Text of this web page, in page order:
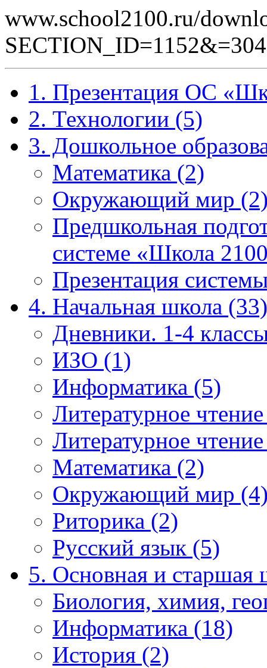
www.school2100.ru/
1. Презентация ОС
2. Технологии (5)
3. Дошкольное
Математика (2)
Окружающий мир
Предшкольная
системе «Школа
Презентация
4. Начальная школа (33)
Дневники. 1-4
ИЗО (1)
Информатика (5)
Литературное
Литературное
Математика (2)
Окружающий мир
Риторика (2)
Русский язык (5)
5. Основная и старшая
Биология, химия,
Информатика (18)
История (2)